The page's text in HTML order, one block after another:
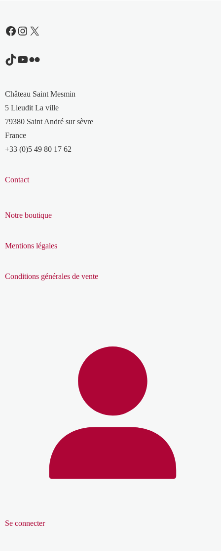
Facebook
Instagram
X
TikTok
YouTube
Flickr
Château Saint Mesmin
5 Lieudit La ville
79380 Saint André sur sèvre
France
+33 (0)5 49 80 17 62
Contact
Notre boutique
Mentions légales
Conditions générales de vente
Se connecter